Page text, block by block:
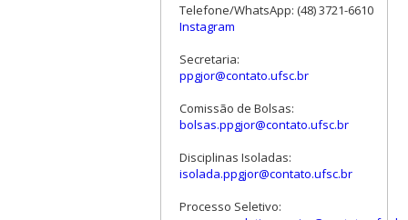
Telefone/WhatsApp: (48) 3721-6610
Instagram
Secretaria:
ppgjor@contato.ufsc.br
Comissão de Bolsas:
bolsas.ppgjor@contato.ufsc.br
Disciplinas Isoladas:
isolada.ppgjor@contato.ufsc.br
Processo Seletivo: